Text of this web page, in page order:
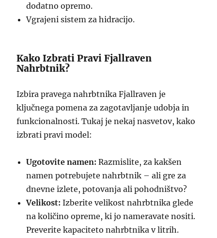
dodatno opremo.
Vgrajeni sistem za hidracijo.
Kako Izbrati Pravi Fjallraven
Nahrbtnik?
Izbira pravega nahrbtnika Fjallraven je
ključnega pomena za zagotavljanje udobja in
funkcionalnosti. Tukaj je nekaj nasvetov, kako
izbrati pravi model:
Ugotovite namen: Razmislite, za kakšen
namen potrebujete nahrbtnik – ali gre za
dnevne izlete, potovanja ali pohodništvo?
Velikost: Izberite velikost nahrbtnika glede
na količino opreme, ki jo nameravate nositi.
Preverite kapaciteto nahrbtnika v litrih.